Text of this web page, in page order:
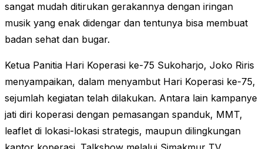
sangat mudah ditirukan gerakannya dengan iringan
musik yang enak didengar dan tentunya bisa membuat
badan sehat dan bugar.
Ketua Panitia Hari Koperasi ke-75 Sukoharjo, Joko Riris
menyampaikan, dalam menyambut Hari Koperasi ke-75,
sejumlah kegiatan telah dilakukan. Antara lain kampanye
jati diri koperasi dengan pemasangan spanduk, MMT,
leaflet di lokasi-lokasi strategis, maupun dilingkungan